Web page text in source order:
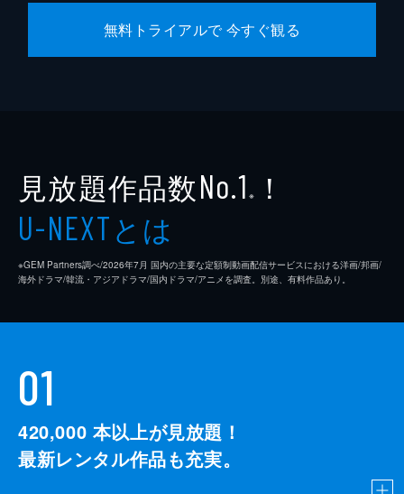
無料トライアルで 今すぐ観る
見放題作品数No.1 ※ ！
U-NEXTとは
※GEM Partners調べ/2026年7⽉ 国内の主要な定額制動画配信サービスにおける洋画/邦画/
海外ドラマ/韓流・アジアドラマ/国内ドラマ/アニメを調査。別途、有料作品あり。
01
420,000 本以上が見放題！
最新レンタル作品も充実。